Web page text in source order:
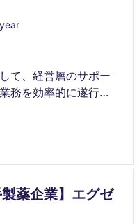
て、経営層のサポー
務を効率的に遂行し
製薬企業】エグゼ